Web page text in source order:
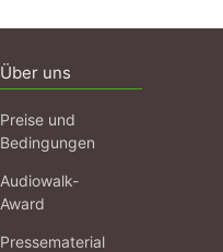
Über uns
Preise und
Bedingungen
Audiowalk-
Award
Pressematerial